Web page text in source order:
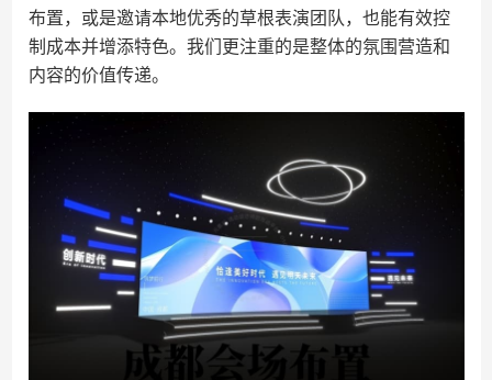
布置，或是邀请本地优秀的草根表演团队，也能有效控
制成本并增添特色。我们更注重的是整体的氛围营造和
内容的价值传递。